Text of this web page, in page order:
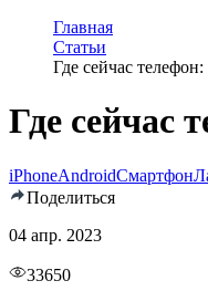
Главная
Статьи
Где сейчас
Где сейчас
iPhoneAndroidСмартфон
Поделиться
04 апр. 2023
33650